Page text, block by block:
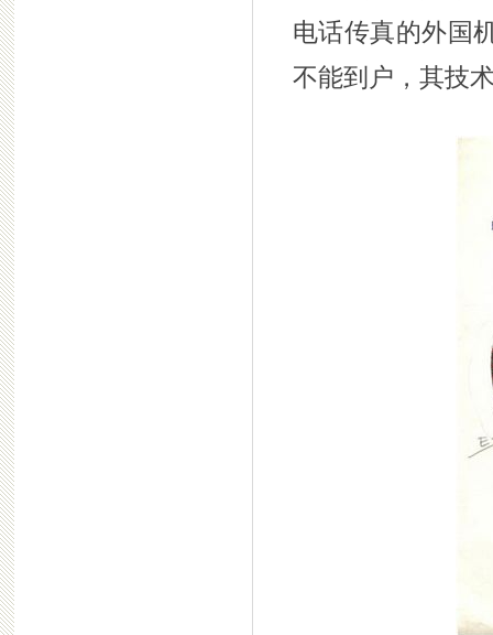
电话传真的外国
不能到户，其技